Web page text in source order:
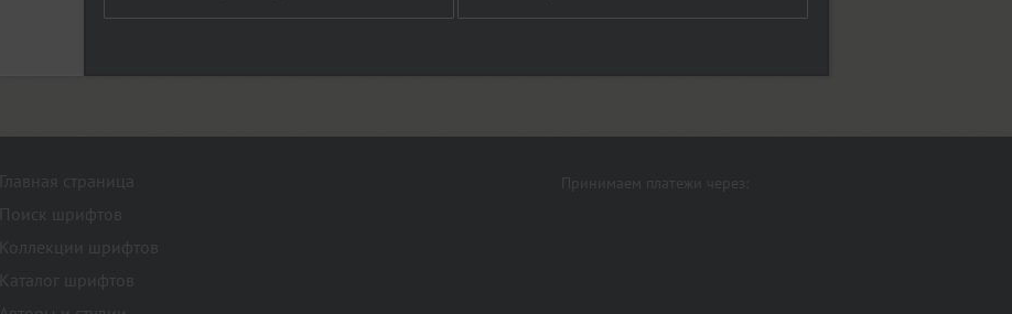
Главная страница
Поиск шрифтов
Коллекции шрифтов
Каталог шрифтов
Принимаем платежи через: